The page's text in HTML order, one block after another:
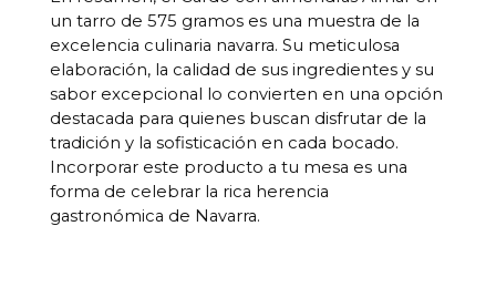
un tarro de 575 gramos es una muestra de la
excelencia culinaria navarra. Su meticulosa
elaboración, la calidad de sus ingredientes y su
sabor excepcional lo convierten en una opción
destacada para quienes buscan disfrutar de la
tradición y la sofisticación en cada bocado.
Incorporar este producto a tu mesa es una
forma de celebrar la rica herencia
gastronómica de Navarra.